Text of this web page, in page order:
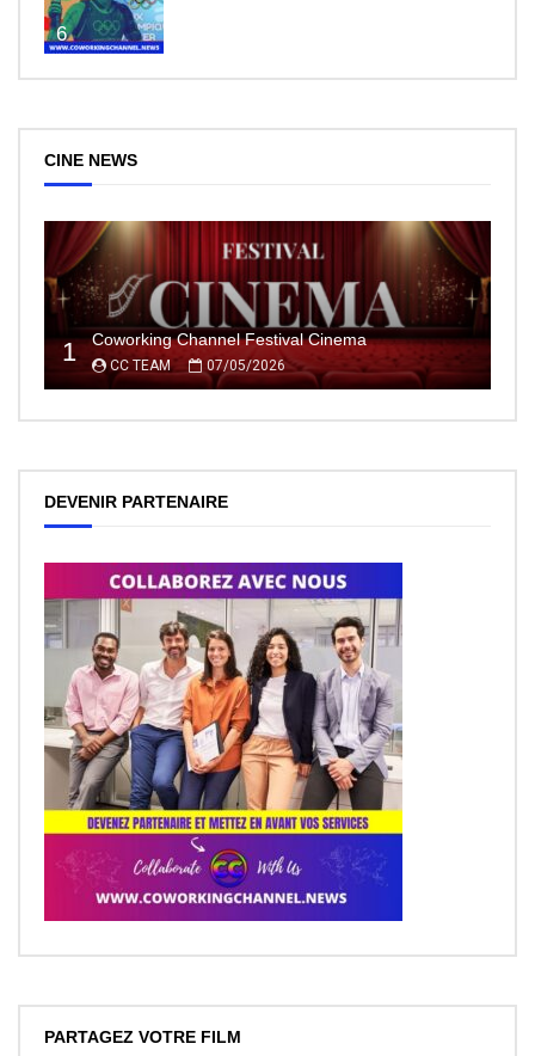
6
CINE NEWS
1 Coworking Channel Festival Cinema
CC TEAM 07/05/2026
DEVENIR PARTENAIRE
PARTAGEZ VOTRE FILM